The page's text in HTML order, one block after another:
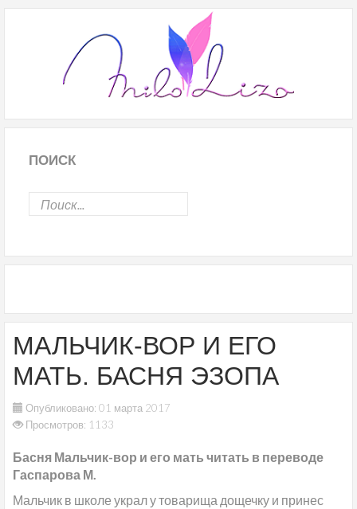
ПОИСК
МАЛЬЧИК-ВОР И ЕГО
МАТЬ. БАСНЯ ЭЗОПА
Опубликовано: 01 марта 2017
Просмотров: 1133
Басня Мальчик-вор и его мать читать в переводе
Гаспарова М.
Мальчик в школе украл у товарища дощечку и принес